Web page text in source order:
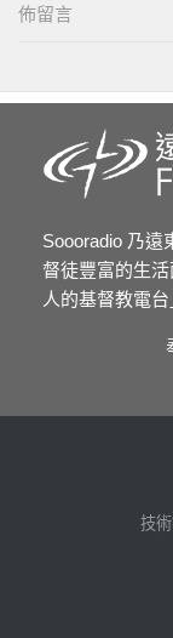
佈留言
Soooradio 乃遠
督徒豐富的生
人的基督教電台
技